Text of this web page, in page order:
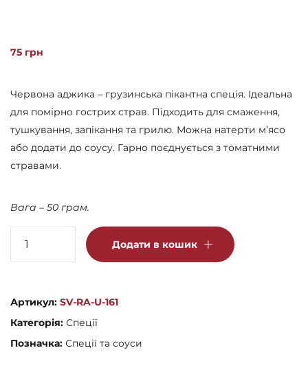
75 грн
Червона аджика – грузинська пікантна спеція. Ідеальна
для помірно гострих страв. Підходить для смаження,
тушкування, запікання та грилю. Можна натерти м’ясо
або додати до соусу. Гарно поєднується з томатними
стравами.
Вага – 50 грам.
Додати в кошик
Артикул: SV-RA-U-161
Категорія: Спеції
Позначка: Спеції та соуси